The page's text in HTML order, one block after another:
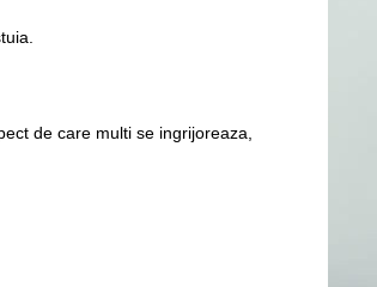
de care multi se ingrijoreaza,